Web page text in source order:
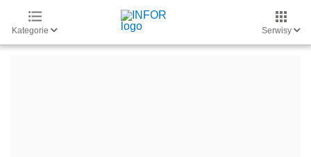
Kategorie Serwisy